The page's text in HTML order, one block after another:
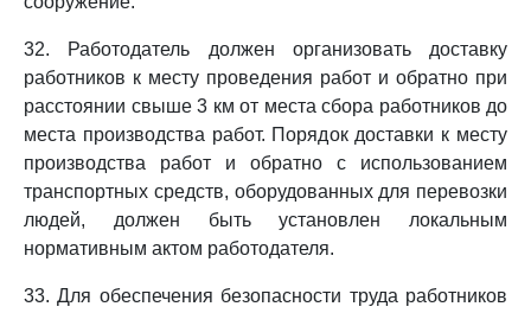
32. Работодатель должен организовать доставку
работников к месту проведения работ и обратно при
расстоянии свыше 3 км от места сбора работников до
места производства работ. Порядок доставки к месту
производства работ и обратно с использованием
транспортных средств, оборудованных для перевозки
людей, должен быть установлен локальным
нормативным актом работодателя.
33. Для обеспечения безопасности труда работников